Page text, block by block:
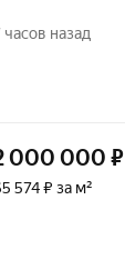
часов назад
000 000 ₽
574 ₽ за м²